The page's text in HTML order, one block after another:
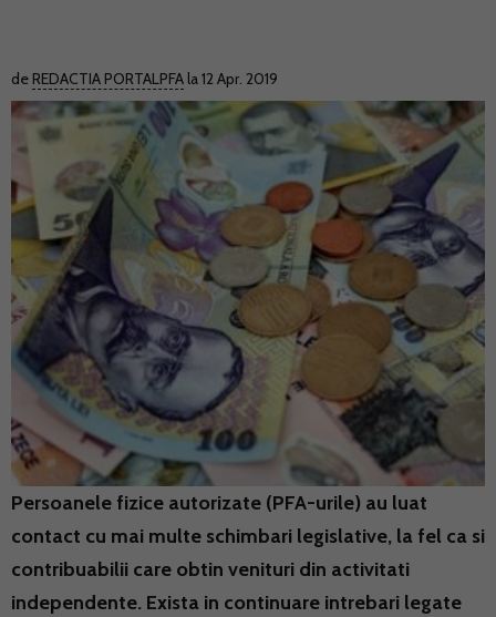
de REDACTIA PORTALPFA la 12 Apr. 2019
Persoanele fizice autorizate (PFA-urile) au luat
contact cu mai multe schimbari legislative, la fel ca si
contribuabilii care obtin venituri din activitati
independente. Exista in continuare intrebari legate